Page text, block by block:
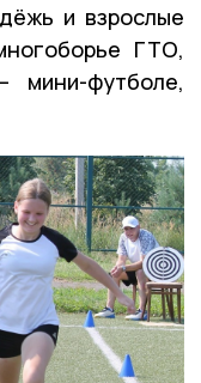
и взрослые
ГТО,
мини-футболе,